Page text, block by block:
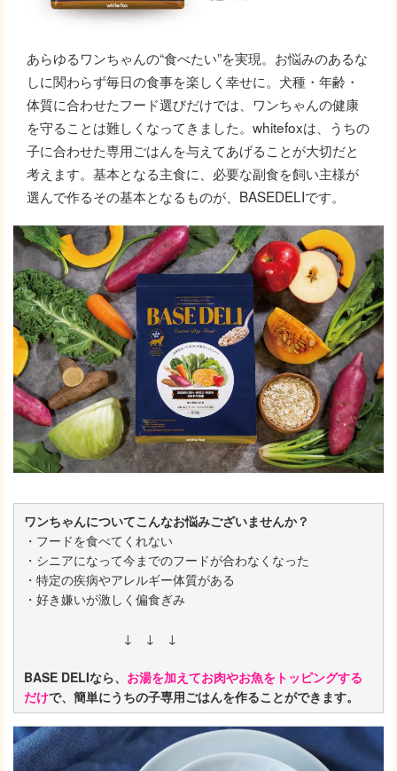
あらゆるワンちゃんの“食べたい”を実現。お悩みのあるな
しに関わらず毎日の食事を楽しく幸せに。犬種・年齢・
体質に合わせたフード選びだけでは、ワンちゃんの健康
を守ることは難しくなってきました。whitefoxは、うちの
子に合わせた専用ごはんを与えてあげることが大切だと
考えます。基本となる主食に、必要な副食を飼い主様が
選んで作るその基本となるものが、BASEDELIです。
ワンちゃんについてこんなお悩みございませんか？
・フードを食べてくれない
・シニアになって今までのフードが合わなくなった
・特定の疾病やアレルギー体質がある
・好き嫌いが激しく偏食ぎみ
↓ ↓ ↓
BASE DELIなら、 お湯を加えてお肉やお魚をトッピングする
だけで、簡単にうちの子専用ごはんを作ることができます。